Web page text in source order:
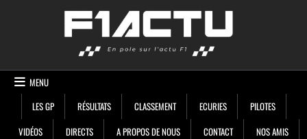
MENU
LES GP
RÉSULTATS CLASSEMENT ECURIES
PILOTES
VIDÉOS
DIRECTS A PROPOS DE NOUS CONTACT NOS AMIS